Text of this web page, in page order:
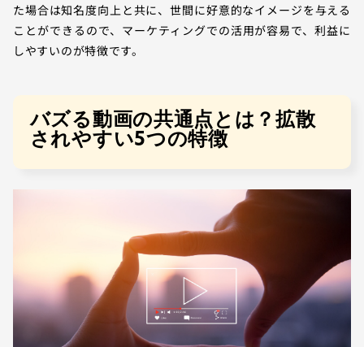
た場合は知名度向上と共に、世間に好意的なイメージを与える
ことができるので、マーケティングでの活用が容易で、利益に
しやすいのが特徴です。
バズる動画の共通点とは？拡散
されやすい5つの特徴